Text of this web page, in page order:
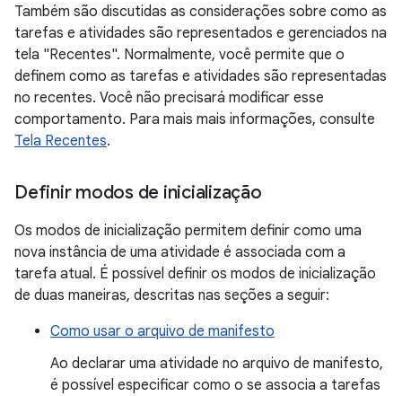
Também são discutidas as considerações sobre como as
tarefas e atividades são representados e gerenciados na
tela "Recentes". Normalmente, você permite que o
definem como as tarefas e atividades são representadas
no recentes. Você não precisará modificar esse
comportamento. Para mais mais informações, consulte
Tela Recentes.
Definir modos de inicialização
Os modos de inicialização permitem definir como uma
nova instância de uma atividade é associada com a
tarefa atual. É possível definir os modos de inicialização
de duas maneiras, descritas nas seções a seguir:
Como usar o arquivo de manifesto
Ao declarar uma atividade no arquivo de manifesto,
é possível especificar como o se associa a tarefas